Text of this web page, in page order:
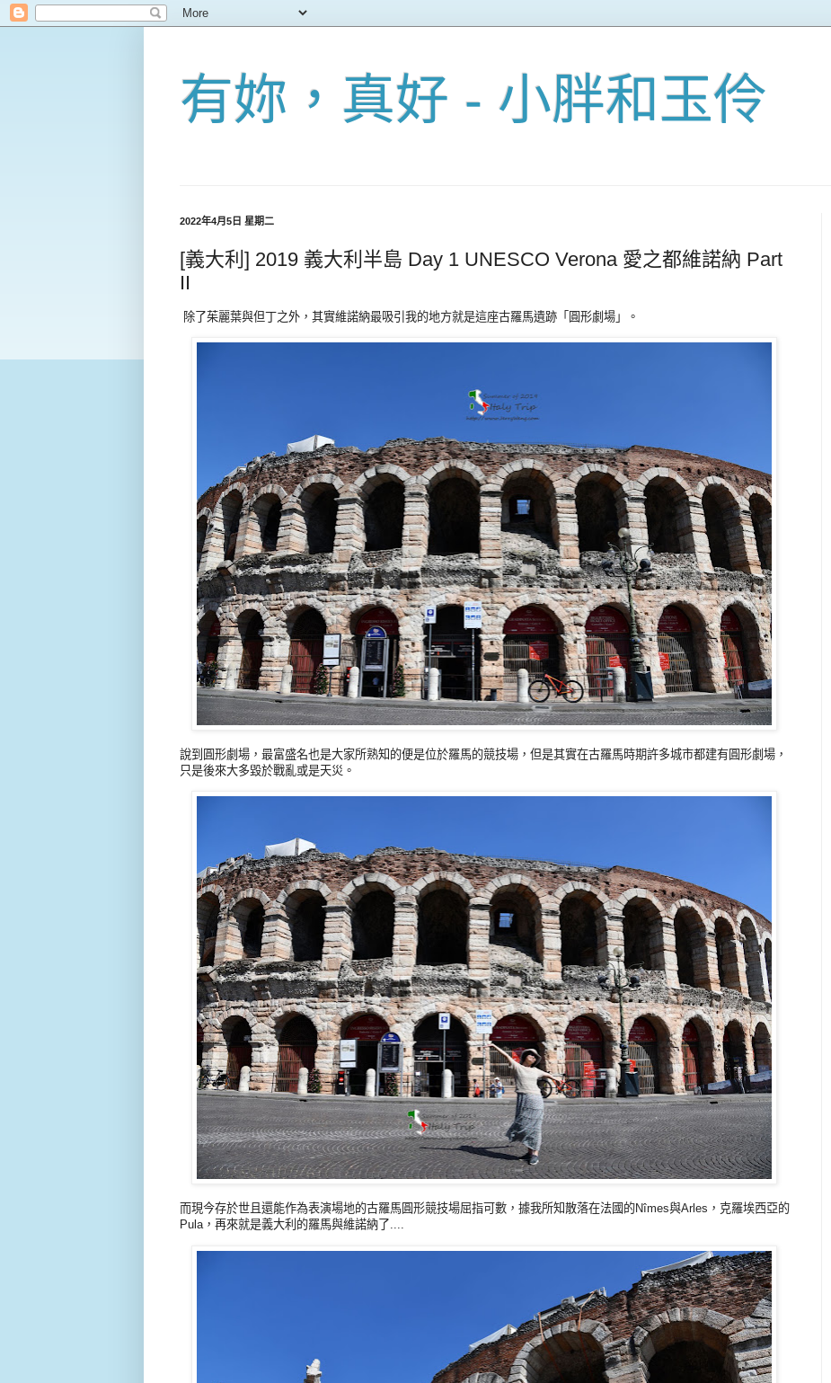
有妳，真好 - 小胖和玉伶
2022年4月5日 星期二
[義大利] 2019 義大利半島 Day 1 UNESCO Verona 愛之都維諾納 Part
II
除了茱麗葉與但丁之外，其實維諾納最吸引我的地方就是這座古羅馬遺跡「圓形劇場」。
說到圓形劇場，最富盛名也是大家所熟知的便是位於羅馬的競技場，但是其實在古羅馬時期許多城市都建有圓形劇場，
只是後來大多毀於戰亂或是天災。
而現今存於世且還能作為表演場地的古羅馬圓形競技場屈指可數，據我所知散落在法國的Nîmes與Arles，克羅埃西亞的
Pula，再來就是義大利的羅馬與維諾納了....